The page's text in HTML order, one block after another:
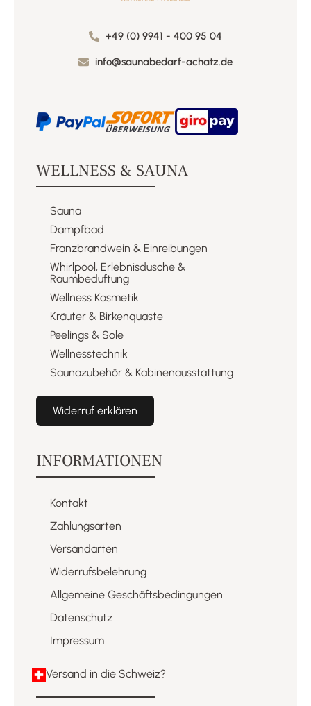
+49 (0) 9941 - 400 95 04
info@saunabedarf-achatz.de
WELLNESS & SAUNA
Sauna
Dampfbad
Franzbrandwein & Einreibungen​
Whirlpool, Erlebnisdusche &
Raumbeduftung​
Wellness Kosmetik​
Kräuter & Birkenquaste​
Peelings & Sole​
Wellnesstechnik​
Saunazubehör & Kabinenausstattung​
Widerruf erklären
INFORMATIONEN
Kontakt
Zahlungsarten
Versandarten
Widerrufsbelehrung
Allgemeine Geschäftsbedingungen
Datenschutz
Impressum
Versand in die Schweiz?